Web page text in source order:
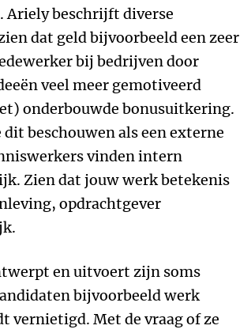
Ariely beschrijft diverse
dat geld bijvoorbeeld een zeer
bij bedrijven door
veel meer gemotiveerd
onderbouwde bonusuitkering.
beschouwen als een externe
vinden intern
Zien dat jouw werk betekenis
opdrachtgever
en uitvoert zijn soms
bijvoorbeeld werk
vernietigd. Met de vraag of ze